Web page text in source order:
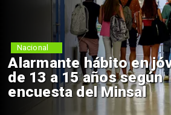
Alarmante hábito en
de 13 a 15 años según
encuesta del Minsal
Nacional